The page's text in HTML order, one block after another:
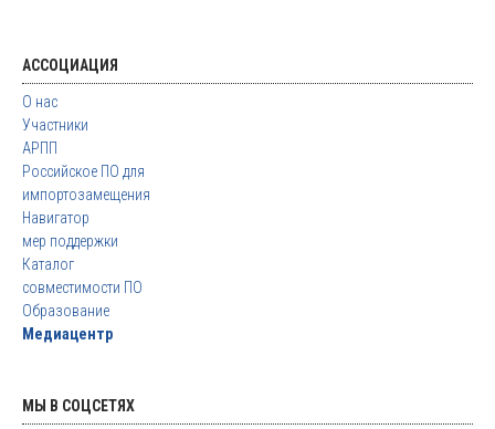
АССОЦИАЦИЯ
О нас
Участники
АРПП
Российское ПО для
импортозамещения
Навигатор
мер поддержки
Каталог
совместимости ПО
Образование
Медиацентр
МЫ В СОЦСЕТЯХ